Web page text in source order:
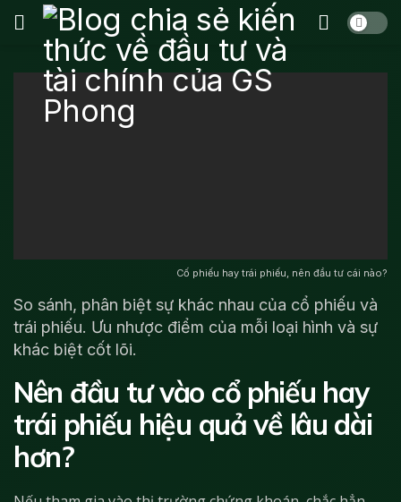
Cố phiếu hay trái phiếu, nên đầu tư cái nào?
So sánh, phân biệt sự khác nhau của cổ phiếu và
trái phiếu. Ưu nhược điểm của mỗi loại hình và sự
khác biệt cốt lõi.
Nên đầu tư vào cổ phiếu hay
trái phiếu hiệu quả về lâu dài
hơn?